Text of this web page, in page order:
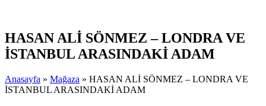
HASAN ALİ SÖNMEZ – LONDRA VE
İSTANBUL ARASINDAKİ ADAM
Anasayfa » Mağaza » HASAN ALİ SÖNMEZ – LONDRA VE
İSTANBUL ARASINDAKİ ADAM